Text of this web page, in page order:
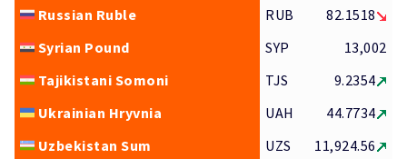
Russian Ruble
RUB
82.1518
Syrian Pound
SYP
13,002
Tajikistani Somoni
TJS
9.2354
Ukrainian Hryvnia
UAH
44.7734
Uzbekistan Sum
UZS
11,924.56